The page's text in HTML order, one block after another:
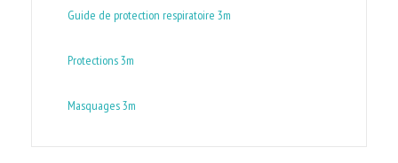
Guide de protection respiratoire 3m
Protections 3m
Masquages 3m